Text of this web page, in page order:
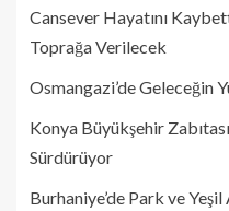
Cansever Hayatını
Toprağa Verilecek
Osmangazi’de Geleceğin
Konya Büyükşehir
Sürdürüyor
Burhaniye’de Park ve